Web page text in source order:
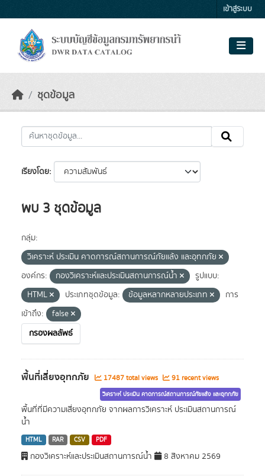
เข้าสู่ระบบ
ชุดข้อมูล
เรียงโดย
พบ 3 ชุดข้อมูล
กลุ่ม:
วิเคราะห์ ประเมิน คาดการณ์สถานการณ์ภัยแล้ง และอุทกภัย
องค์กร:
กองวิเคราะห์และประเมินสถานการณ์น้ำ
รูปแบบ:
HTML
ประเภทชุดข้อมูล: ข้อมูลหลากหลายประเภท
การ
เข้าถึง:
false
กรองผลลัพธ์
พื้นที่เสี่ยงอุทกภัย 17487 total views 91 recent views
วิเคราะห์ ประเมิน คาดการณ์สถานการณ์ภัยแล้ง และอุทกภัย
พื้นที่ที่มีความเสี่ยงอุทกภัย จากผลการวิเคราะห์ ประเมินสถานการณ์
น้ำ
HTML RAR CSV PDF
กองวิเคราะห์และประเมินสถานการณ์น้ำ 8 สิงหาคม 2569